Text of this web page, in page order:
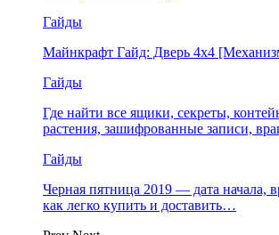
Гайды
Майнкрафт Гайд: Дверь 4х4
Гайды
Где найти все ящики, секреты,
растения, зашифрованные записи,
Гайды
Черная пятница 2019 — дата начала,
как легко купить и доставить…